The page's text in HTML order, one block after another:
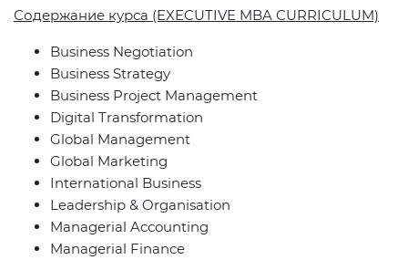
Содержание курса (EXECUTIVE MBA CURRICULUM)
Business Negotiation
Business Strategy
Business Project Management
Digital Transformation
Global Management
Global Marketing
International Business
Leadership & Organisation
Managerial Accounting
Managerial Finance